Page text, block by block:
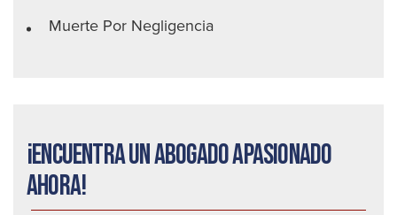
Muerte Por Negligencia
¡Encuentra un abogado apasionado
ahora!